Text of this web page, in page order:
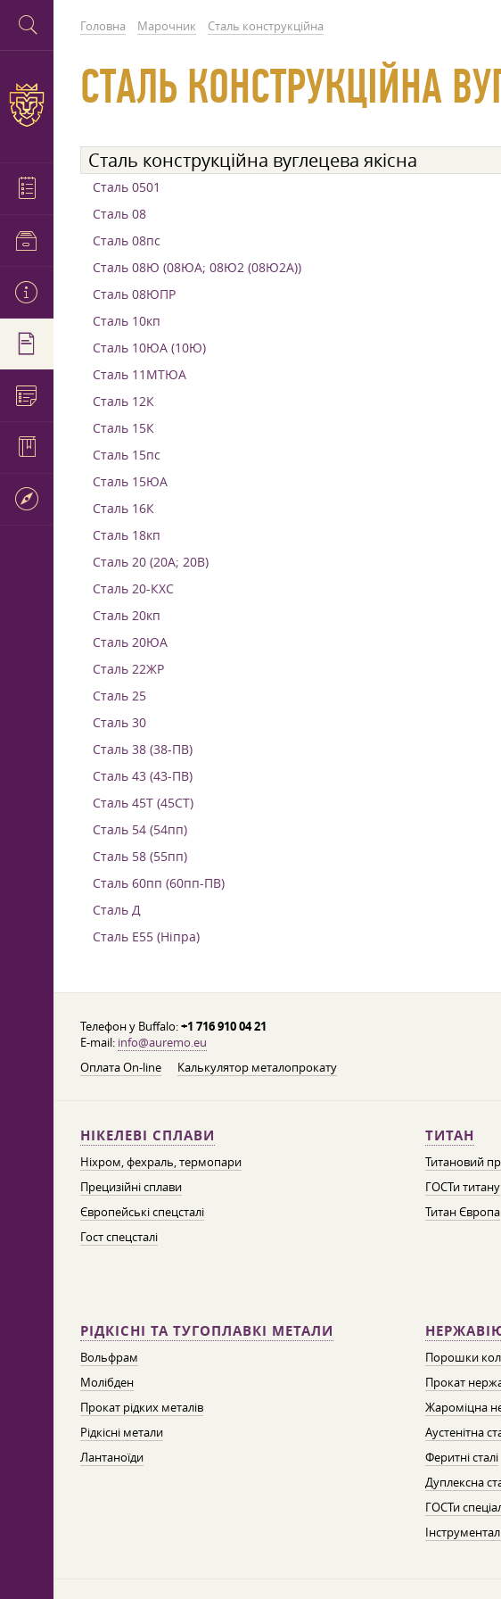
Головна Марочник Сталь конструкційна
СТАЛЬ КОНСТРУКЦІЙНА
Сталь конструкційна вуглецева якісна
Сталь 0501
Сталь 08
Сталь 08пс
Сталь 08Ю (08ЮА; 08Ю2 (08Ю2А))
Сталь 08ЮПР
Сталь 10кп
Сталь 10ЮА (10Ю)
Сталь 11МТЮА
Сталь 12К
Сталь 15К
Сталь 15пс
Сталь 15ЮА
Сталь 16К
Сталь 18кп
Сталь 20 (20А; 20В)
Сталь 20-КХС
Сталь 20кп
Сталь 20ЮА
Сталь 22ЖР
Сталь 25
Сталь 30
Сталь 38 (38-ПВ)
Сталь 43 (43-ПВ)
Сталь 45Т (45СТ)
Сталь 54 (54пп)
Сталь 58 (55пп)
Сталь 60пп (60пп-ПВ)
Сталь Д
Сталь Е55 (Ніпра)
Телефон у Buffalo:+1 716 910 04 21
E-mail: info@auremo.eu
Оплата On-line
Калькулятор металопрокату
НІКЕЛЕВІ СПЛАВИ
Ніхром, фехраль, термопари
Прецизійні сплави
Європейські спецсталі
Гост спецсталі
ТИТАН
Титановий
ГОСТи титану
Титан Європа
РІДКІСНІ ТА ТУГОПЛАВКІ МЕТАЛИ
Вольфрам
Молібден
Прокат рідких металів
Рідкісні метали
Лантаноїди
Порошки
Прокат
Жароміцна
Аустенітна
Феритні сталі
Дуплексна
ГОСТи